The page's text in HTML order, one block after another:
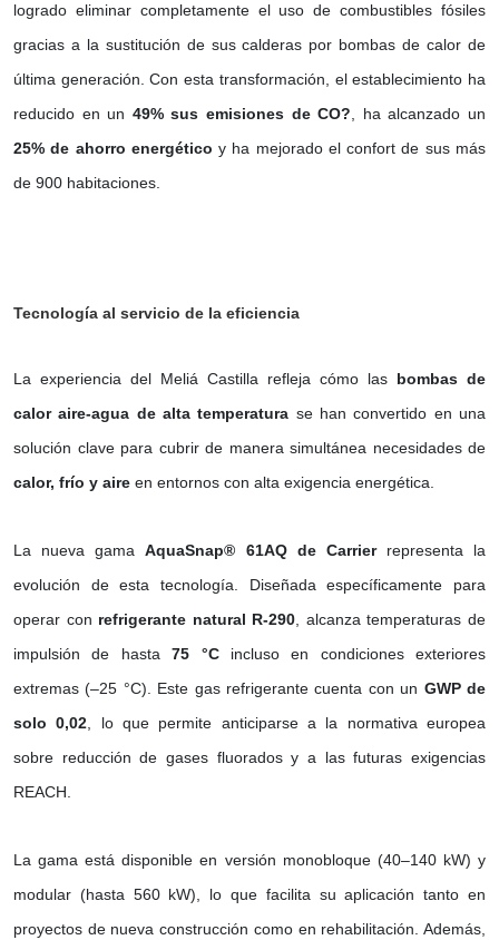
logrado eliminar completamente el uso de combustibles fósiles
gracias a la sustitución de sus calderas por bombas de calor de
última generación. Con esta transformación, el establecimiento ha
reducido en un 49% sus emisiones de CO?, ha alcanzado un
25% de ahorro energético y ha mejorado el confort de sus más
de 900 habitaciones.
Tecnología al servicio de la eficiencia
La experiencia del Meliá Castilla refleja cómo las bombas de
calor aire-agua de alta temperatura se han convertido en una
solución clave para cubrir de manera simultánea necesidades de
calor, frío y aire en entornos con alta exigencia energética.
La nueva gamaAquaSnap® 61AQ de Carrierrepresenta la
evolución de esta tecnología. Diseñada específicamente para
operar con refrigerante natural R-290, alcanza temperaturas de
impulsión de hasta75 °Cincluso en condiciones exteriores
extremas (–25 °C). Este gas refrigerante cuenta con un GWP de
solo 0,02, lo que permite anticiparse a la normativa europea
sobre reducción de gases fluorados y a las futuras exigencias
REACH.
La gama está disponible en versión monobloque (40–140 kW) y
modular (hasta 560 kW), lo que facilita su aplicación tanto en
proyectos de nueva construcción como en rehabilitación. Además,